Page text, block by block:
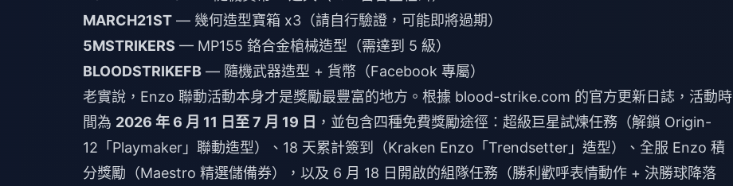
MARCH21ST — 幾何造型寶箱 x3（請自行驗證，可能即將過期）
5MSTRIKERS — MP155 鉻合金槍械造型（需達到 5 級）
BLOODSTRIKEFB — 隨機武器造型 + 貨幣（Facebook 專屬）
老實說，Enzo 聯動活動本身才是獎勵最豐富的地方。根據 blood-strike.com 的官方更新日誌，活動時
間為 2026 年 6 月 11 日至 7 月 19 日 ，並包含四種免費獎勵途徑：超級巨星試煉任務（解鎖 Origin-
12「Playmaker」聯動造型）、18 天累計簽到（Kraken Enzo「Trendsetter」造型）、全服 Enzo 積
分獎勵（Maestro 精選儲備券），以及 6 月 18 日開啟的組隊任務（勝利歡呼表情動作 + 決勝球降落